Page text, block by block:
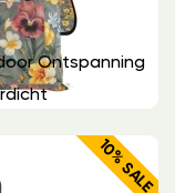
Ontspanning
10% SALE